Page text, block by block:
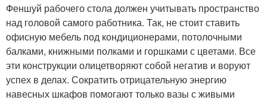
Феншуй рабочего стола должен учитывать пространство
над головой самого работника. Так, не стоит ставить
офисную мебель под кондиционерами, потолочными
балками, книжными полками и горшками с цветами. Все
эти конструкции олицетворяют собой негатив и воруют
успех в делах. Сократить отрицательную энергию
навесных шкафов помогают только вазы с живыми